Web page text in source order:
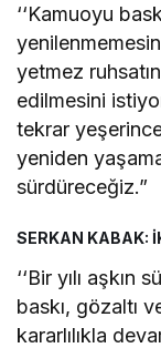
‘‘Kamuoyu
yetmez
edilmesini
tekrar
yeniden
sürdüreceğiz.”
SERKAN KABAK:
‘‘Bir yılı
baskı, gözaltı
kararlılıkla